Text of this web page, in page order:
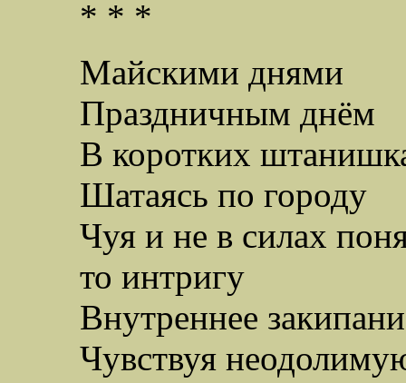
* * *
Майскими днями
Праздничным днём
В коротких
Шатаясь по городу
Чуя и не в силах
то интригу
Внутреннее
Чувствуя